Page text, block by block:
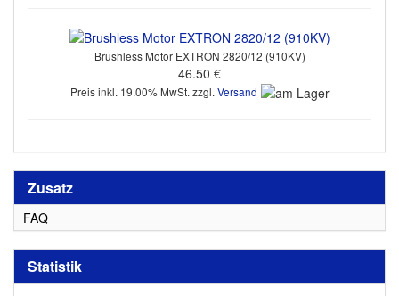
Brushless Motor EXTRON 2820/12 (910KV)
46.50 €
Preis inkl. 19.00% MwSt. zzgl. Versand
Zusatz
FAQ
Statistik